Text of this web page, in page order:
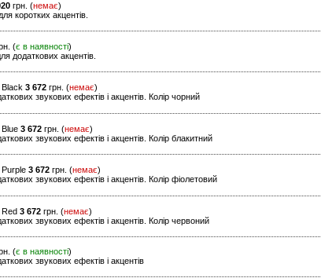
грн. (немає)
коротких акцентів.
(є в наявності)
додаткових акцентів.
3 672 грн. (немає)
звукових ефектів і акцентів. Колір чорний
3 672 грн. (немає)
звукових ефектів і акцентів. Колір блакитний
3 672 грн. (немає)
звукових ефектів і акцентів. Колір фіолетовий
3 672 грн. (немає)
звукових ефектів і акцентів. Колір червоний
(є в наявності)
звукових ефектів і акцентів